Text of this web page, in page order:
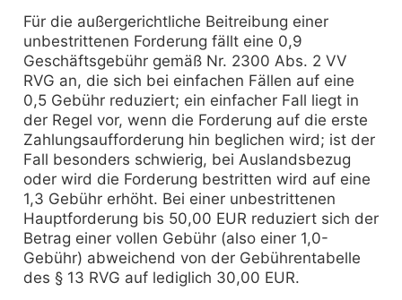
Für die außergerichtliche Beitreibung einer
unbestrittenen Forderung fällt eine 0,9
Geschäftsgebühr gemäß Nr. 2300 Abs. 2 VV
RVG an, die sich bei einfachen Fällen auf eine
0,5 Gebühr reduziert; ein einfacher Fall liegt in
der Regel vor, wenn die Forderung auf die erste
Zahlungsaufforderung hin beglichen wird; ist der
Fall besonders schwierig, bei Auslandsbezug
oder wird die Forderung bestritten wird auf eine
1,3 Gebühr erhöht. Bei einer unbestrittenen
Hauptforderung bis 50,00 EUR reduziert sich der
Betrag einer vollen Gebühr (also einer 1,0-
Gebühr) abweichend von der Gebührentabelle
des § 13 RVG auf lediglich 30,00 EUR.